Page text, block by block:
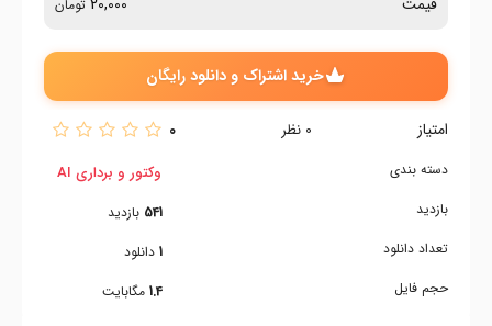
قیمت 20,000 تومان
خرید اشتراک و دانلود رایگان
امتیاز 0 نظر 0
دسته بندی
بازدید
تعداد دانلود
حجم فایل
وکتور و برداری AI
541 بازدید
1 دانلود
1.4 مگابایت